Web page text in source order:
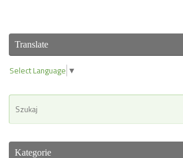
Translate
Select Language ▼
Kategorie